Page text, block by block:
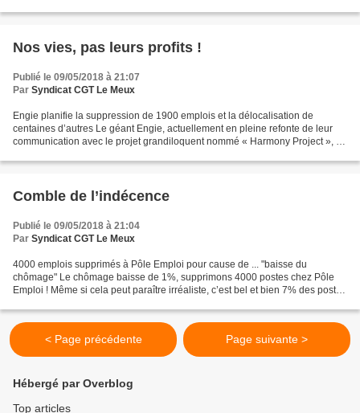
Nos vies, pas leurs profits !
Publié le 09/05/2018 à 21:07
Par Syndicat CGT Le Meux
Engie planifie la suppression de 1900 emplois et la délocalisation de
centaines d’autres Le géant Engie, actuellement en pleine refonte de leur
communication avec le projet grandiloquent nommé « Harmony Project », a
Comble de l’indécence
Publié le 09/05/2018 à 21:04
Par Syndicat CGT Le Meux
4000 emplois supprimés à Pôle Emploi pour cause de ... "baisse du
chômage" Le chômage baisse de 1%, supprimons 4000 postes chez Pôle
Emploi ! Même si cela peut paraître irréaliste, c’est bel et bien 7% des postes
< Page précédente Page suivante >
Hébergé par Overblog
Top articles